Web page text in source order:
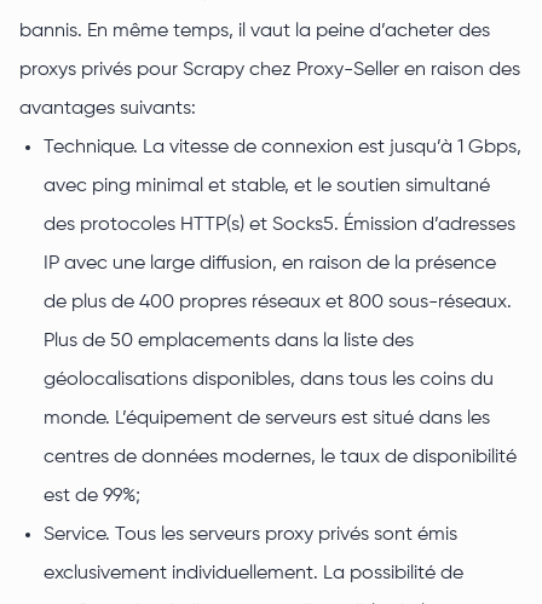
bannis. En même temps, il vaut la peine d’acheter des
proxys privés pour Scrapy chez Proxy-Seller en raison des
avantages suivants:
Technique. La vitesse de connexion est jusqu’à 1 Gbps,
avec ping minimal et stable, et le soutien simultané
des protocoles HTTP(s) et Socks5. Émission d’adresses
IP avec une large diffusion, en raison de la présence
de plus de 400 propres réseaux et 800 sous-réseaux.
Plus de 50 emplacements dans la liste des
géolocalisations disponibles, dans tous les coins du
monde. L’équipement de serveurs est situé dans les
centres de données modernes, le taux de disponibilité
est de 99%;
Service. Tous les serveurs proxy privés sont émis
exclusivement individuellement. La possibilité de